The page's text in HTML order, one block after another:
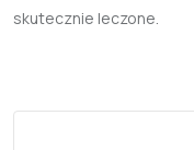
skutecznie leczone.